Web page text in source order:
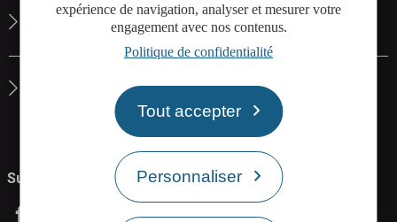
expérience de navigation, analyser et mesurer votre
engagement avec nos contenus.
Politique de confidentialité
Tout accepter
Personnaliser
Le site de Rodez Agglo
La carte interactive de Rodez Agglo
Suivez-nous